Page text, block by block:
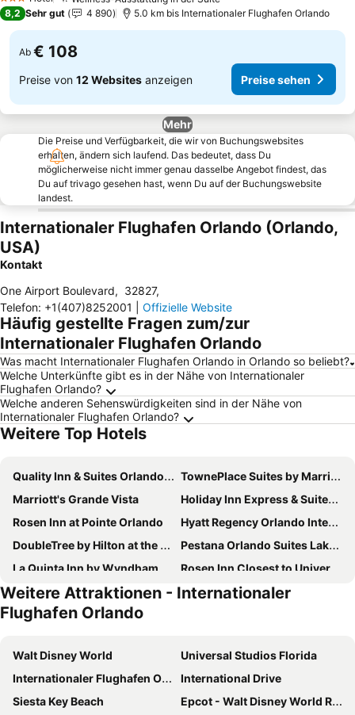
3 Sterne
8,2 Sehr gut 4 890 5.0 km bis Internationaler Flughafen Orlando
Ab € 108
Preise von 12 Websites anzeigen Preise sehen
Mehr
Die Preise und Verfügbarkeit, die wir von Buchungswebsites
erhalten, ändern sich laufend. Das bedeutet, dass Du
möglicherweise nicht immer genau dasselbe Angebot findest, das
Du auf trivago gesehen hast, wenn Du auf der Buchungswebsite
landest.
Internationaler Flughafen Orlando (Orlando,
USA)
Kontakt
One Airport Boulevard, 32827,
Telefon: +1(407)8252001 Offizielle Website
Häufig gestellte Fragen zum/zur
Internationaler Flughafen Orlando
Was macht Internationaler Flughafen Orlando in Orlando so beliebt?
Welche Unterkünfte gibt es in der Nähe von Internationaler
Flughafen Orlando?
Welche anderen Sehenswürdigkeiten sind in der Nähe von
Internationaler Flughafen Orlando?
Weitere Top Hotels
Quality Inn & Suites Orlando Airport
TownePlace Suites by Marriott Orlando Near Universal
Marriott's Grande Vista
Holiday Inn Express & Suites Orlando - International Drive By Ihg
Rosen Inn at Pointe Orlando
Hyatt Regency Orlando International Airport
DoubleTree by Hilton at the Entrance to Universal Orlando
Pestana Orlando Suites Lake Buena Vista
La Quinta Inn by Wyndham Orlando Airport West
Rosen Inn Closest to Universal
CoCo Key Hotel and Water Resort
Sheraton Orlando Lake Buena Vista Resort
Hotel Monreale Express International Drive Orlando
Orlando International Drive North Hotel
La Quinta Inn & Suites by Wyndham Orlando IDrive Theme Parks
SpringHill Suites by Marriott Orlando at SeaWorld
Rosen Inn International
Homewood Suites by Hilton Orlando-International Drive/Convention Center
Fairfield Inn & Suites by Marriott Orlando at SeaWorld
Weitere Attraktionen - Internationaler
Flughafen Orlando
Walt Disney World
Universal Studios Florida
Internationaler Flughafen Orlando
International Drive
Siesta Key Beach
Epcot - Walt Disney World Resort